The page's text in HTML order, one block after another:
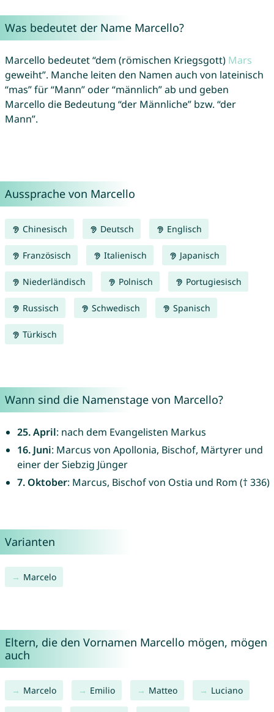
Was bedeutet der Name Marcello?
Marcello bedeutet “dem (römischen Kriegsgott) Mars
geweiht”. Manche leiten den Namen auch von lateinisch
“mas” für “Mann” oder “männlich” ab und geben
Marcello die Bedeutung “der Männliche” bzw. “der
Mann”.
Aussprache von Marcello
Chinesisch Deutsch Englisch
Französisch Italienisch Japanisch
Niederländisch Polnisch Portugiesisch
Russisch Schwedisch Spanisch
Türkisch
Wann sind die Namenstage von Marcello?
25. April: nach dem Evangelisten Markus
16. Juni: Marcus von Apollonia, Bischof, Märtyrer und
einer der Siebzig Jünger
7. Oktober: Marcus, Bischof von Ostia und Rom († 336)
Varianten
Marcelo
Eltern, die den Vornamen Marcello mögen, mögen
auch
Marcelo Emilio Matteo Luciano